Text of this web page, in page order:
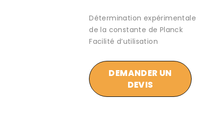
Détermination expérimentale
de la constante de Planck
Facilité d’utilisation
DEMANDER UN
DEVIS